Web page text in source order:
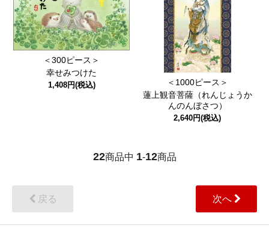
＜300ピース＞
幸せみつけた
1,408円(税込)
＜1000ピース＞
蓮上観音菩薩（れんじょうか
んのんぼさつ）
2,640円(税込)
22商品中 1-12商品
戻る 次へ